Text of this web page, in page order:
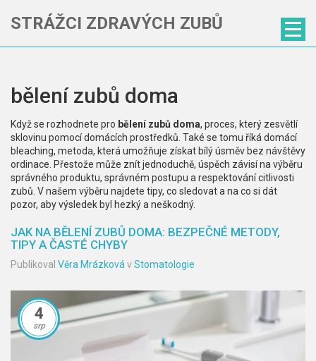
STRÁŽCI ZDRAVÝCH ZUBŮ
bělení zubů doma
Když se rozhodnete pro bělení zubů doma, proces, který zesvětlí
sklovinu pomocí domácích prostředků . Také se tomu říká domácí
bleaching, metoda, která umožňuje získat bílý úsměv bez návštěvy
ordinace Přestože může znít jednoduchě, úspěch závisí na výběru
správného produktu, správném postupu a respektování citlivosti
zubů. V našem výběru najdete tipy, co sledovat a na co si dát
pozor, aby výsledek byl hezký a neškodný.
JAK NA BĚLENÍ ZUBŮ DOMA: BEZPEČNÉ METODY,
TIPY A ČASTÉ CHYBY
Publikoval Věra Mrázková vStomatologie
4
srp